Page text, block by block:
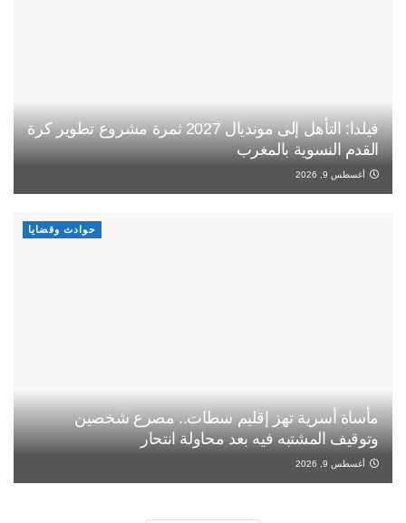
فيلدا: التأهل إلى مونديال 2027 ثمرة مشروع تطوير كرة
القدم النسوية بالمغرب
أغسطس 9, 2026
حوادث وقضايا
مأساة أسرية تهز إقليم سطات.. مصرع شخصين
وتوقيف المشتبه فيه بعد محاولة انتحار
أغسطس 9, 2026